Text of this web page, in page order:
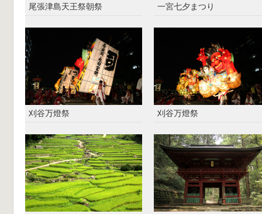
尾張津島天王祭朝祭 一宮七夕まつり
刈谷万燈祭 刈谷万燈祭